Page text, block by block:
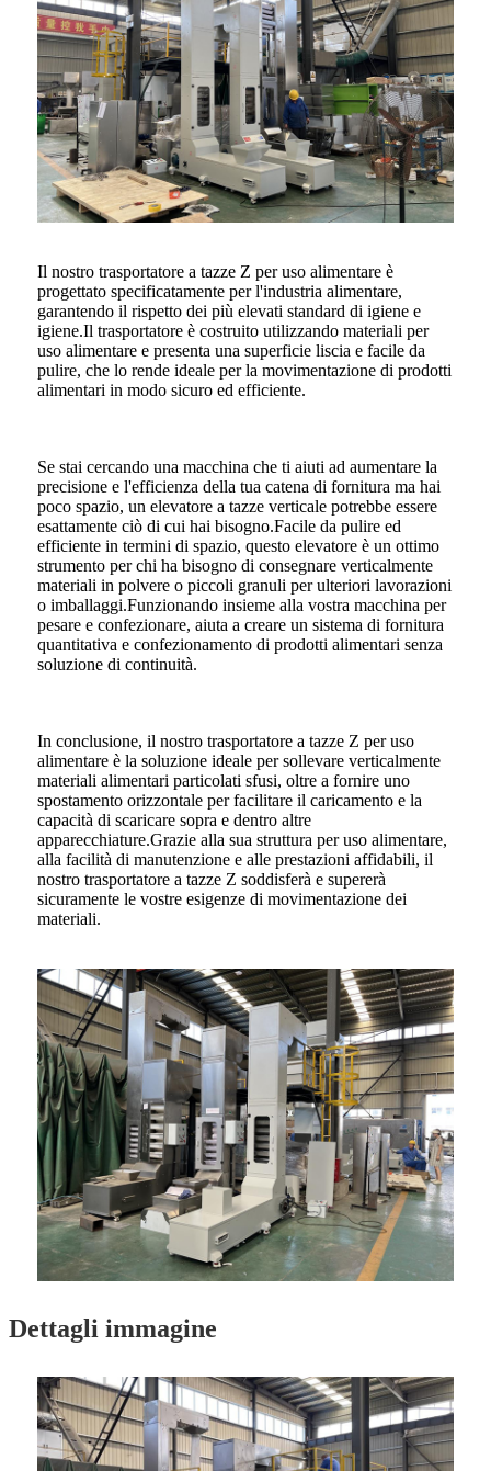
Il nostro trasportatore a tazze Z per uso alimentare è
progettato specificatamente per l'industria alimentare,
garantendo il rispetto dei più elevati standard di igiene e
igiene.Il trasportatore è costruito utilizzando materiali per
uso alimentare e presenta una superficie liscia e facile da
pulire, che lo rende ideale per la movimentazione di prodotti
alimentari in modo sicuro ed efficiente.
Se stai cercando una macchina che ti aiuti ad aumentare la
precisione e l'efficienza della tua catena di fornitura ma hai
poco spazio, un elevatore a tazze verticale potrebbe essere
esattamente ciò di cui hai bisogno.Facile da pulire ed
efficiente in termini di spazio, questo elevatore è un ottimo
strumento per chi ha bisogno di consegnare verticalmente
materiali in polvere o piccoli granuli per ulteriori lavorazioni
o imballaggi.Funzionando insieme alla vostra macchina per
pesare e confezionare, aiuta a creare un sistema di fornitura
quantitativa e confezionamento di prodotti alimentari senza
soluzione di continuità.
In conclusione, il nostro trasportatore a tazze Z per uso
alimentare è la soluzione ideale per sollevare verticalmente
materiali alimentari particolati sfusi, oltre a fornire uno
spostamento orizzontale per facilitare il caricamento e la
capacità di scaricare sopra e dentro altre
apparecchiature.Grazie alla sua struttura per uso alimentare,
alla facilità di manutenzione e alle prestazioni affidabili, il
nostro trasportatore a tazze Z soddisferà e supererà
sicuramente le vostre esigenze di movimentazione dei
materiali.
Dettagli immagine